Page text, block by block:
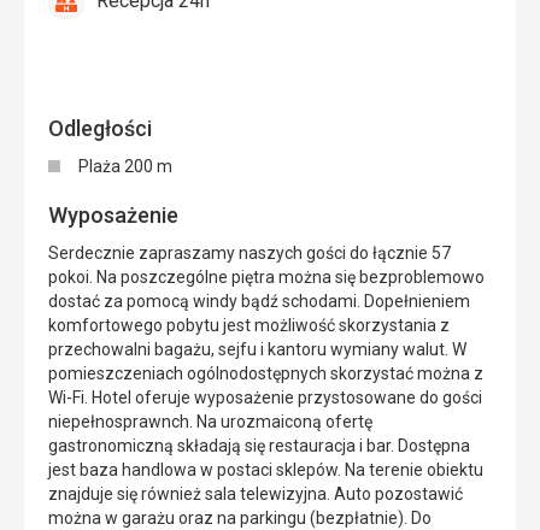
Odległości
Plaża 200 m
Wyposażenie
Serdecznie zapraszamy naszych gości do łącznie 57
pokoi. Na poszczególne piętra można się bezproblemowo
dostać za pomocą windy bądź schodami. Dopełnieniem
komfortowego pobytu jest możliwość skorzystania z
przechowalni bagażu, sejfu i kantoru wymiany walut. W
pomieszczeniach ogólnodostępnych skorzystać można z
Wi-Fi. Hotel oferuje wyposażenie przystosowane do gości
niepełnosprawnch. Na urozmaiconą ofertę
gastronomiczną składają się restauracja i bar. Dostępna
jest baza handlowa w postaci sklepów. Na terenie obiektu
znajduje się również sala telewizyjna. Auto pozostawić
można w garażu oraz na parkingu (bezpłatnie). Do
Recepcja
tak